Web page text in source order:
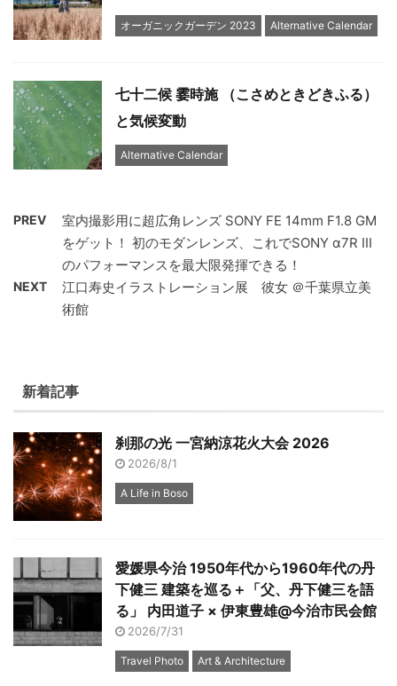
オーガニックガーデン 2023 Alternative Calendar
七十二候 霎時施 （こさめときどきふる）
と気候変動
Alternative Calendar
PREV
室内撮影用に超広角レンズ SONY FE 14mm F1.8 GM
をゲット！ 初のモダンレンズ、これでSONY α7R III
のパフォーマンスを最大限発揮できる！
NEXT
江口寿史イラストレーション展 彼女 ＠千葉県立美
術館
新着記事
刹那の光 一宮納涼花火大会 2026
2026/8/1
A Life in Boso
愛媛県今治 1950年代から1960年代の丹
下健三 建築を巡る＋「父、丹下健三を語
る」 内田道子 × 伊東豊雄@今治市民会館
2026/7/31
Travel Photo Art & Architecture